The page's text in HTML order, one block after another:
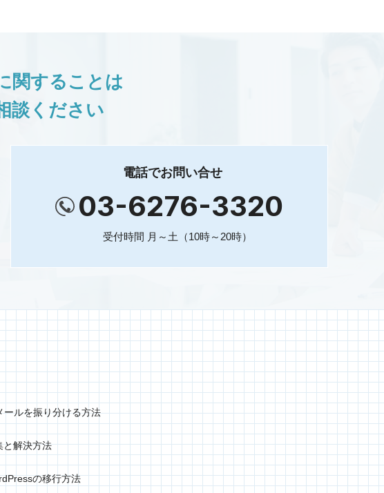
関することは
談ください
電話でお問い合せ
03-6276-3320
受付時間 月～土（10時～20時）
ルを振り分ける方法
と解決方法
の移行方法